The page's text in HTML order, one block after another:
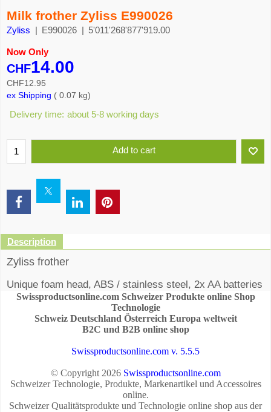
Milk frother Zyliss E990026
Zyliss E990026 5'011'268'877'919.00
Now Only
CHF14.00
CHF12.95
ex Shipping
0.07 kg
Delivery time: about 5-8 working days
Add to cart
Description
Zyliss frother
Unique foam head, ABS / stainless steel, 2x AA batteries
not included.
Swissproductsonline.com Schweizer Produkte online Shop
Technologie
Schweiz Deutschland Österreich Europa weltweit
B2C und B2B online shop
Swissproductsonline.com v. 5.5.5
© Copyright 2026 Swissproductsonline.com
Schweizer Technologie, Produkte, Markenartikel und Accessoires
online.
Schweizer Qualitätsprodukte und Technologie online shop aus der